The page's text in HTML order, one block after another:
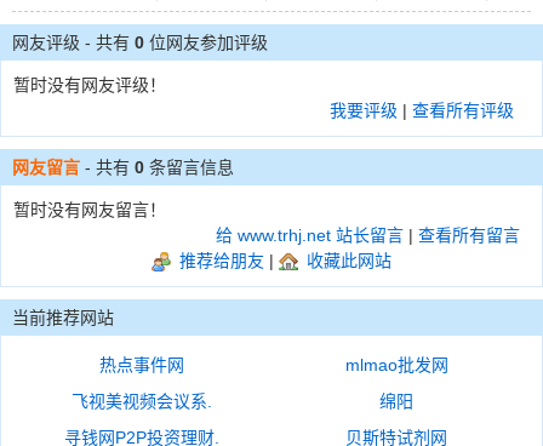
网友评级 - 共有 0 位网友参加评级
暂时没有网友评级！
我要评级 | 查看所有评级
网友留言 - 共有 0 条留言信息
暂时没有网友留言！
给 www.trhj.net 站长留言 | 查看所有留言
推荐给朋友 | 收藏此网站
当前推荐网站
热点事件网
mlmao批发网
飞视美视频会议系.
绵阳
寻钱网P2P投资理财.
贝斯特试剂网